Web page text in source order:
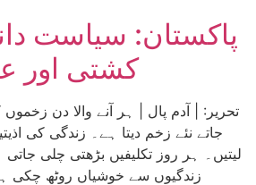
پاکستان: سیاست
کشتی اور
تحریر: | آدم پال | ہر آنے والا دن زخموں
جاتے نئے زخم دیتا ہے۔ زندگی کی
لیتیں۔ ہر روز تکلیفیں بڑھتی چلی
زندگیوں سے خوشیاں روٹھ چکی